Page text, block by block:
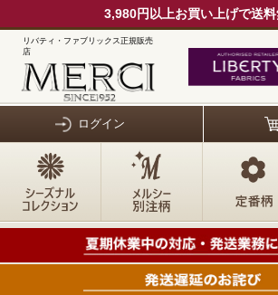
3,980円以上お買い上げで送
リバティ・ファブリックス正規販売
店
ログイン